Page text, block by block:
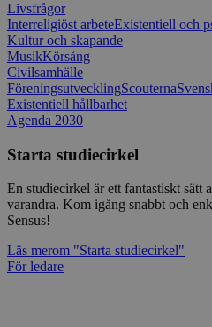
Livsfrågor
Interreligiöst arbeteExistentiell och
Kultur och skapande
MusikKörsång
Civilsamhälle
FöreningsutvecklingScouterna
Existentiell hållbarhet
Agenda 2030
Starta studiecirkel
En studiecirkel är ett fantastiskt sätt
varandra. Kom igång snabbt och
Sensus!
Läs merom "Starta studiecirkel"
För ledare